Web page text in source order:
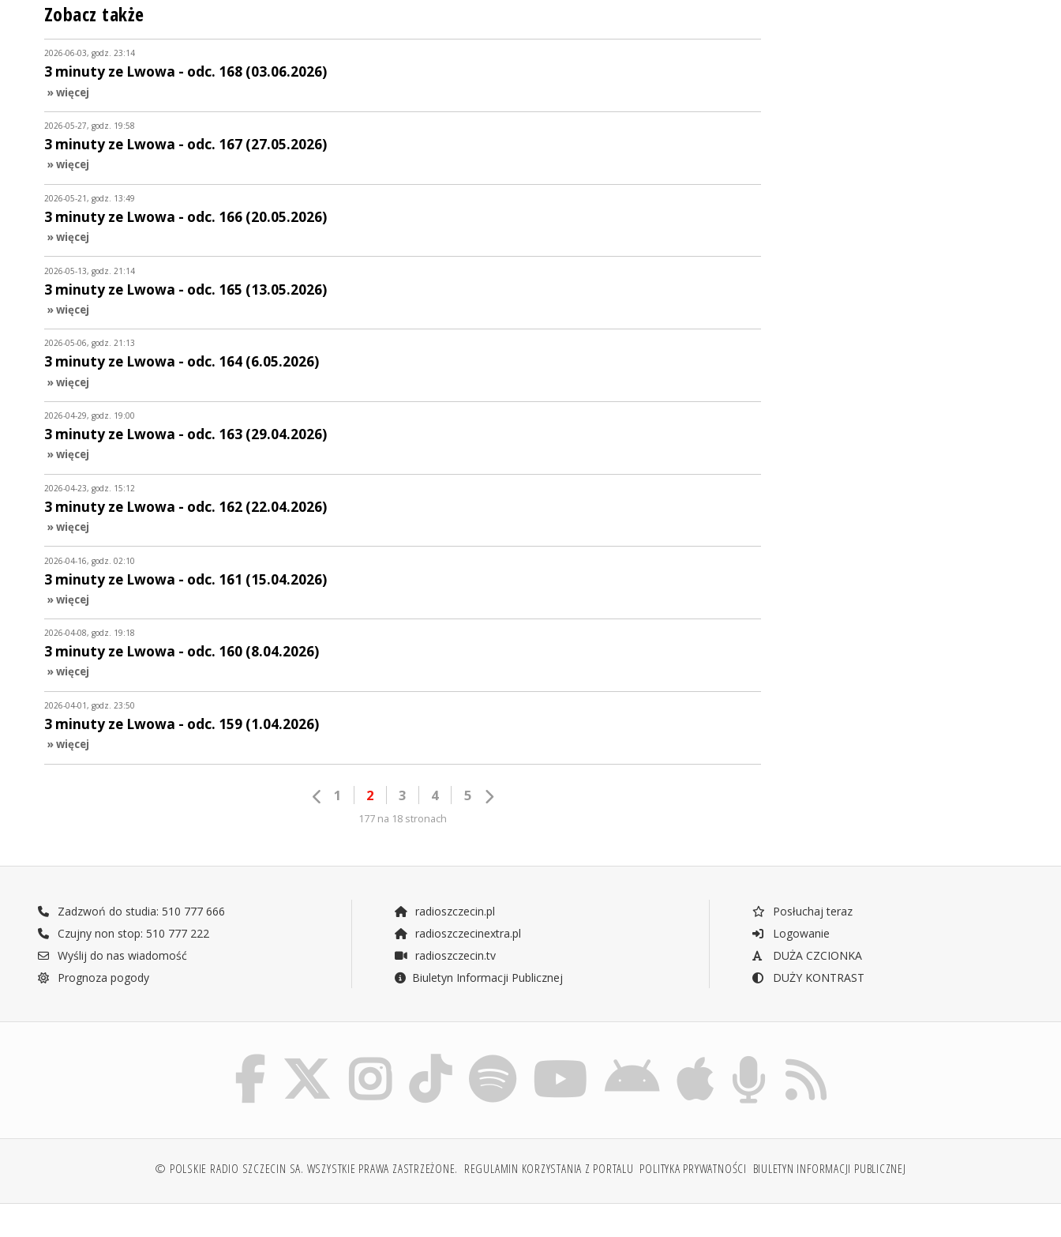
Zobacz także
2026-06-03, godz. 23:14
3 minuty ze Lwowa - odc. 168 (03.06.2026)
» więcej
2026-05-27, godz. 19:58
3 minuty ze Lwowa - odc. 167 (27.05.2026)
» więcej
2026-05-21, godz. 13:49
3 minuty ze Lwowa - odc. 166 (20.05.2026)
» więcej
2026-05-13, godz. 21:14
3 minuty ze Lwowa - odc. 165 (13.05.2026)
» więcej
2026-05-06, godz. 21:13
3 minuty ze Lwowa - odc. 164 (6.05.2026)
» więcej
2026-04-29, godz. 19:00
3 minuty ze Lwowa - odc. 163 (29.04.2026)
» więcej
2026-04-23, godz. 15:12
3 minuty ze Lwowa - odc. 162 (22.04.2026)
» więcej
2026-04-16, godz. 02:10
3 minuty ze Lwowa - odc. 161 (15.04.2026)
» więcej
2026-04-08, godz. 19:18
3 minuty ze Lwowa - odc. 160 (8.04.2026)
» więcej
2026-04-01, godz. 23:50
3 minuty ze Lwowa - odc. 159 (1.04.2026)
» więcej
1 2 3 4 5
177 na 18 stronach
Zadzwoń do studia: 510 777 666
Czujny non stop: 510 777 222
Wyślij do nas wiadomość
Prognoza pogody
radioszczecin.pl
radioszczecinextra.pl
radioszczecin.tv
Biuletyn Informacji Publicznej
Posłuchaj teraz
Logowanie
DUŻA CZCIONKA
DUŻY KONTRAST
© POLSKIE RADIO SZCZECIN SA. WSZYSTKIE PRAWA ZASTRZEŻONE. REGULAMIN KORZYSTANIA Z PORTALU POLITYKA PRYWATNOŚCI BIULETYN INFORMACJI PUBLICZNEJ